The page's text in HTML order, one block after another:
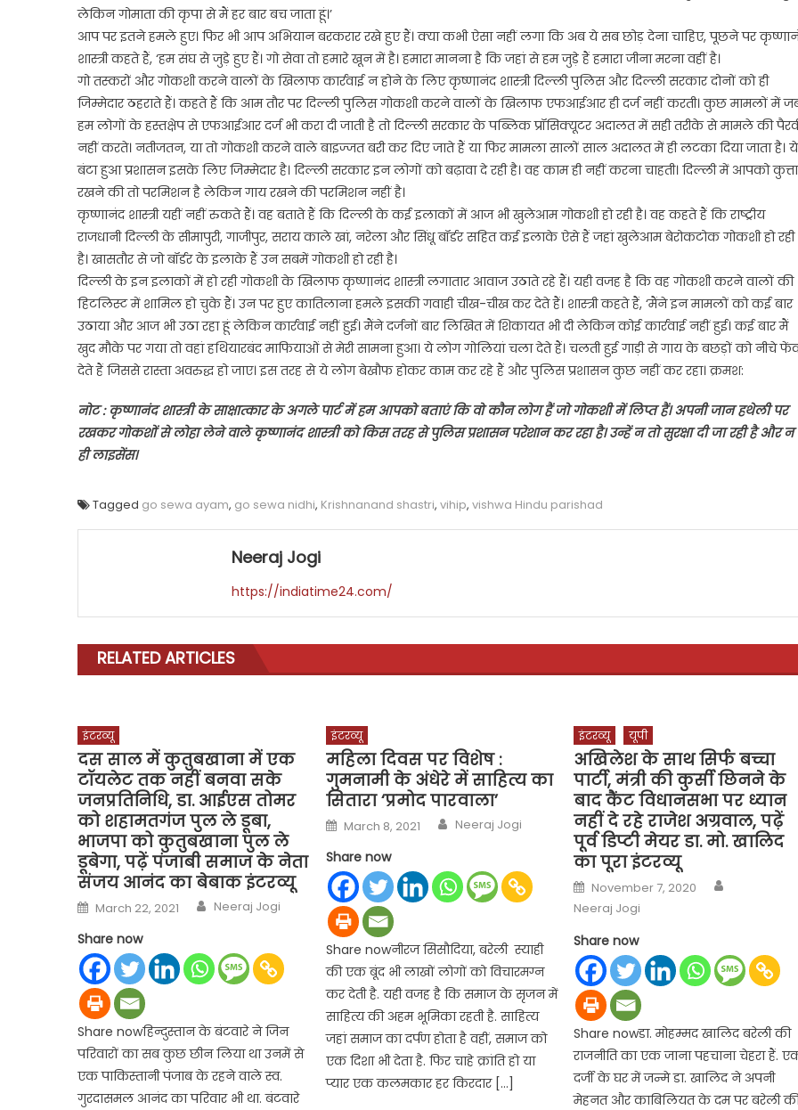
लेकिन गोमाता की कृपा से मैं हर बार बच जाता हूं।’
आप पर इतने हमले हुए। फिर भी आप अभियान बरकरार रखे हुए हैं। क्या कभी ऐसा नहीं लगा कि अब ये सब छोड़ देना चाहिए, पूछने पर
शास्त्री कहते हैं, ‘हम संघ से जुड़े हुए हैं। गो सेवा तो हमारे खून में है। हमारा मानना है कि जहां से हम जुड़े हैं हमारा जीना मरना वहीं है।
गो तस्करों और गोकशी करने वालों के खिलाफ कार्रवाई न होने के लिए कृष्णानंद शास्त्री दिल्ली पुलिस और दिल्ली सरकार दोनों को ही
जिम्मेदार ठहराते हैं। कहते हैं कि आम तौर पर दिल्ली पुलिस गोकशी करने वालों के खिलाफ एफआईआर ही दर्ज नहीं करती। कुछ मामलों में
हम लोगों के हस्तक्षेप से एफआईआर दर्ज भी करा दी जाती है तो दिल्ली सरकार के पब्लिक प्रॉसिक्यूटर अदालत में सही तरीके से मामले की
नहीं करते। नतीजतन, या तो गोकशी करने वाले बाइज्जत बरी कर दिए जाते हैं या फिर मामला सालों साल अदालत में ही लटका दिया जाता है। ये
बंटा हुआ प्रशासन इसके लिए जिम्मेदार है। दिल्ली सरकार इन लोगों को बढ़ावा दे रही है। वह काम ही नहीं करना चाहती। दिल्ली में आपको कुत्ता
रखने की तो परमिशन है लेकिन गाय रखने की परमिशन नहीं है।
कृष्णानंद शास्त्री यहीं नहीं रुकते हैं। वह बताते हैं कि दिल्ली के कई इलाकों में आज भी खुलेआम गोकशी हो रही है। वह कहते हैं कि राष्ट्रीय
राजधानी दिल्ली के सीमापुरी, गाजीपुर, सराय काले खां, नरेला और सिंधू बॉर्डर सहित कई इलाके ऐसे हैं जहां खुलेआम बेरोकटोक गोकशी हो रही
है। खासतौर से जो बॉर्डर के इलाके हैं उन सबमें गोकशी हो रही है।
दिल्ली के इन इलाकों में हो रही गोकशी के खिलाफ कृष्णानंद शास्त्री लगातार आवाज उठाते रहे हैं। यही वजह है कि वह गोकशी करने वालों की
हिटलिस्ट में शामिल हो चुके हैं। उन पर हुए कातिलाना हमले इसकी गवाही चीख-चीख कर देते हैं। शास्त्री कहते हैं, ‘मैंने इन मामलों को कई बार
उठाया और आज भी उठा रहा हूं लेकिन कार्रवाई नहीं हुई। मैंने दर्जनों बार लिखित में शिकायत भी दी लेकिन कोई कार्रवाई नहीं हुई। कई बार मैं
खुद मौके पर गया तो वहां हथियारबंद माफियाओं से मेरी सामना हुआ। ये लोग गोलियां चला देते हैं। चलती हुई गाड़ी से गाय के बछड़ों को नीचे
देते हैं जिससे रास्ता अवरुद्ध हो जाए। इस तरह से ये लोग बेखौफ होकर काम कर रहे हैं और पुलिस प्रशासन कुछ नहीं कर रहा। क्रमश:
नोट : कृष्णानंद शास्त्री के साक्षात्कार के अगले पार्ट में हम आपको बताएं कि वो कौन लोग हैं जो गोकशी में लिप्त हैं। अपनी जान हथेली पर
रखकर गोकशों से लोहा लेने वाले कृष्णानंद शास्त्री को किस तरह से पुलिस प्रशासन परेशान कर रहा है। उन्हें न तो सुरक्षा दी जा रही है और न
ही लाइसेंस।
Tagged go sewa ayam, go sewa nidhi, Krishnanand shastri, vihip, vishwa Hindu parishad
Neeraj Jogi
https://indiatime24.com/
RELATED ARTICLES
इंटरव्यू
दस साल में कुतुबखाना में एक
टॉयलेट तक नहीं बनवा सके
जनप्रतिनिधि, डा. आईएस तोमर
को शहामतगंज पुल ले डूबा,
भाजपा को कुतुबखाना पुल ले
डूबेगा, पढ़ें पंजाबी समाज के नेता
संजय आनंद का बेबाक इंटरव्यू
Posted
on
March 22, 2021 Author
Neeraj Jogi
Share now
Share nowहिन्दुस्तान के बंटवारे ने जिन
परिवारों का सब कुछ छीन लिया था उनमें से
एक पाकिस्तानी पंजाब के रहने वाले स्व.
गुरदासमल आनंद का परिवार भी था. बंटवारे
इंटरव्यू
महिला दिवस पर विशेष :
गुमनामी के अंधेरे में साहित्य का
सितारा ‘प्रमोद पारवाला’
Posted
on
March 8, 2021 Author
Neeraj Jogi
Share now
Share nowनीरज सिसौदिया, बरेली स्याही
की एक बूंद भी लाखों लोगों को विचारमग्न
कर देती है. यही वजह है कि समाज के सृजन में
साहित्य की अहम भूमिका रहती है. साहित्य
जहां समाज का दर्पण होता है वहीं, समाज को
एक दिशा भी देता है. फिर चाहे क्रांति हो या
प्यार एक कलमकार हर किरदार […]
इंटरव्यू यूपी
अखिलेश के साथ सिर्फ बच्चा
पार्टी, मंत्री की कुर्सी छिनने के
बाद कैंट विधानसभा पर ध्यान
नहीं दे रहे राजेश अग्रवाल, पढ़ें
पूर्व डिप्टी मेयर डा. मो. खालिद
का पूरा इंटरव्यू
Posted
on
November 7, 2020
Neeraj Jogi
Share now
Share nowडा. मोहम्मद खालिद बरेली की
राजनीति का एक जाना पहचाना चेहरा हैं.
दर्जी के घर में जन्मे डा. खालिद ने अपनी
मेहनत और काबिलियत के दम पर बरेली